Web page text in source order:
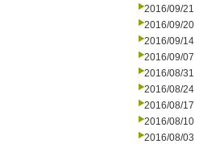
2016/09/21
2016/09/20
2016/09/14
2016/09/07
2016/08/31
2016/08/24
2016/08/17
2016/08/10
2016/08/03